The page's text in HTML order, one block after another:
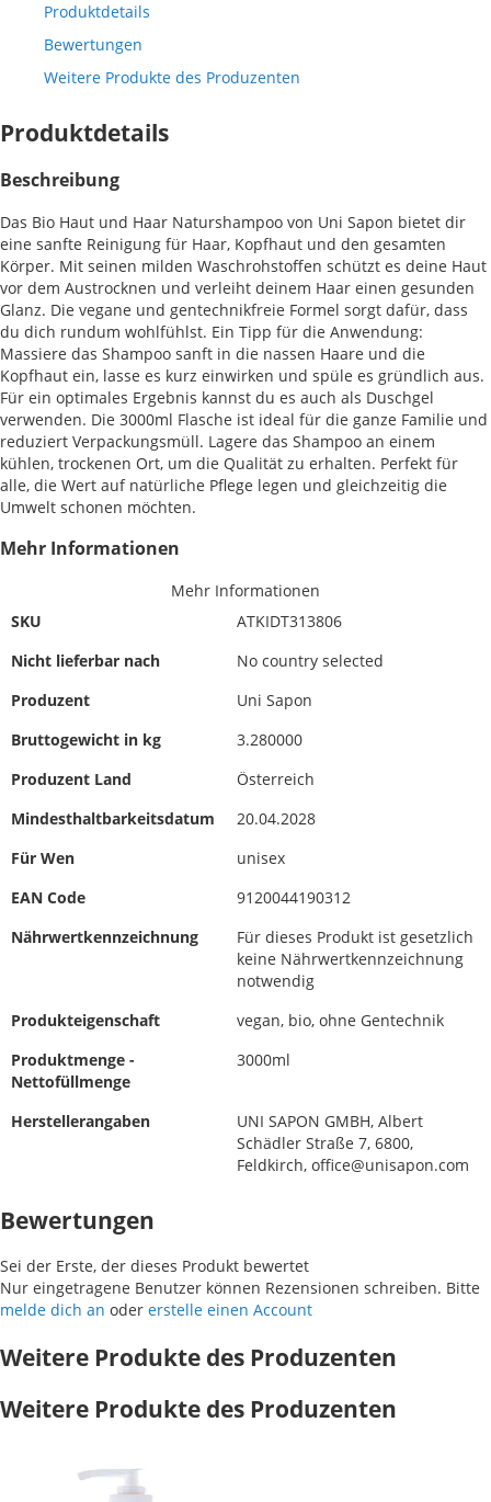
Produktdetails
Bewertungen
Weitere Produkte des Produzenten
Produktdetails
Beschreibung
Das Bio Haut und Haar Naturshampoo von Uni Sapon bietet dir
eine sanfte Reinigung für Haar, Kopfhaut und den gesamten
Körper. Mit seinen milden Waschrohstoffen schützt es deine Haut
vor dem Austrocknen und verleiht deinem Haar einen gesunden
Glanz. Die vegane und gentechnikfreie Formel sorgt dafür, dass
du dich rundum wohlfühlst. Ein Tipp für die Anwendung:
Massiere das Shampoo sanft in die nassen Haare und die
Kopfhaut ein, lasse es kurz einwirken und spüle es gründlich aus.
Für ein optimales Ergebnis kannst du es auch als Duschgel
verwenden. Die 3000ml Flasche ist ideal für die ganze Familie und
reduziert Verpackungsmüll. Lagere das Shampoo an einem
kühlen, trockenen Ort, um die Qualität zu erhalten. Perfekt für
alle, die Wert auf natürliche Pflege legen und gleichzeitig die
Umwelt schonen möchten.
Mehr Informationen
Mehr Informationen
SKU
ATKIDT313806
Nicht lieferbar nach
No country selected
Produzent
Uni Sapon
Bruttogewicht in kg
3.280000
Produzent Land
Österreich
Mindesthaltbarkeitsdatum
20.04.2028
Für Wen
unisex
EAN Code
9120044190312
Nährwertkennzeichnung
Für dieses Produkt ist gesetzlich
keine Nährwertkennzeichnung
notwendig
Produkteigenschaft
vegan, bio, ohne Gentechnik
Produktmenge -
Nettofüllmenge
3000ml
Herstellerangaben
UNI SAPON GMBH, Albert
Schädler Straße 7, 6800,
Feldkirch, office@unisapon.com
Bewertungen
Sei der Erste, der dieses Produkt bewertet
Nur eingetragene Benutzer können Rezensionen schreiben. Bitte
melde dich an oder erstelle einen Account
Weitere Produkte des Produzenten
Weitere Produkte des Produzenten